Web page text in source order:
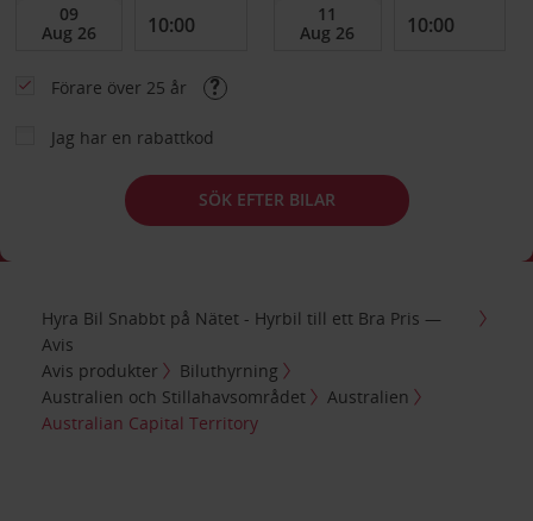
Förare över 25 år
Jag har en rabattkod
SÖK EFTER BILAR
Hyra Bil Snabbt på Nätet - Hyrbil till ett Bra Pris —
Avis
Avis produkter
Biluthyrning
Australien och Stillahavsområdet
Australien
Australian Capital Territory